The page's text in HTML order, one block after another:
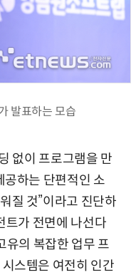
발표하는 모습
없이 프로그램을 만
공하는 단편적인 소
질 것”이라고 진단하
트가 전면에 나선다
유의 복잡한 업무 프
스템은 여전히 인간